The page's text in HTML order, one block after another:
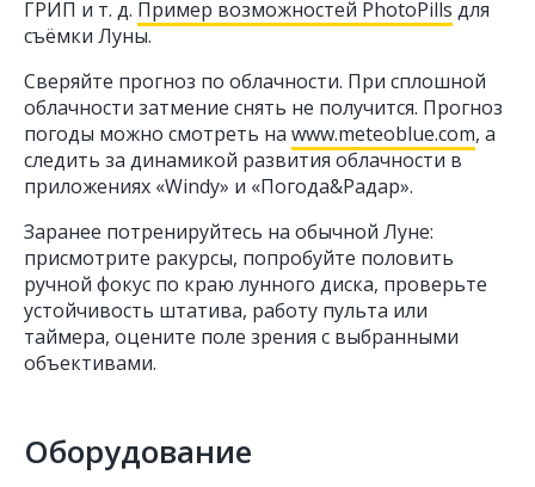
ГРИП и т. д. Пример возможностей PhotoPills для
съёмки Луны.
Сверяйте прогноз по облачности. При сплошной
облачности затмение снять не получится. Прогноз
погоды можно смотреть на www.meteoblue.com, а
следить за динамикой развития облачности в
приложениях «Windy» и «Погода&Радар».
Заранее потренируйтесь на обычной Луне:
присмотрите ракурсы, попробуйте половить
ручной фокус по краю лунного диска, проверьте
устойчивость штатива, работу пульта или
таймера, оцените поле зрения с выбранными
объективами.
Оборудование